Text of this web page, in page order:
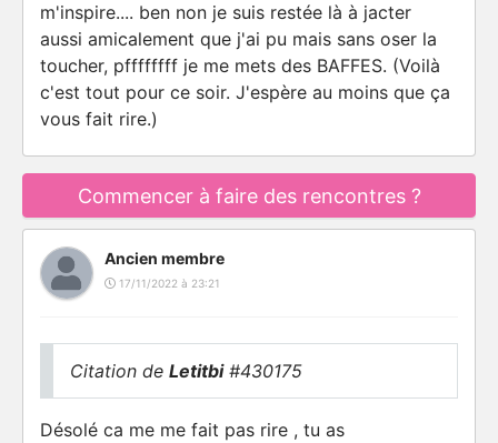
m'inspire.... ben non je suis restée là à jacter
aussi amicalement que j'ai pu mais sans oser la
toucher, pffffffff je me mets des BAFFES. (Voilà
c'est tout pour ce soir. J'espère au moins que ça
vous fait rire.)
Commencer à faire des rencontres ?
Ancien membre
17/11/2022 à 23:21
Citation de Letitbi#430175
Désolé ca me me fait pas rire , tu as